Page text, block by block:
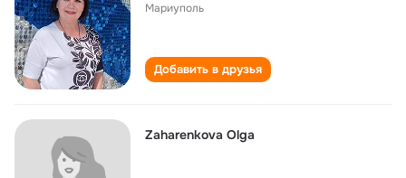
Мариуполь
Добавить в друзья
Zaharenkova Olga